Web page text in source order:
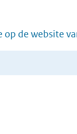
op de website